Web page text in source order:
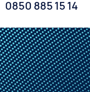
0850 885 15 14